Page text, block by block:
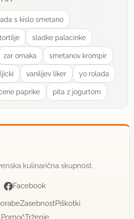
s kislo smetano
tortilje sladke palacinke
zar omaka smetanov krompir
vanilijev liker yo rolada
paprike pita z jogurtom
kulinarična skupnost.
Facebook
ZasebnostPiškotki
PomočTrženje